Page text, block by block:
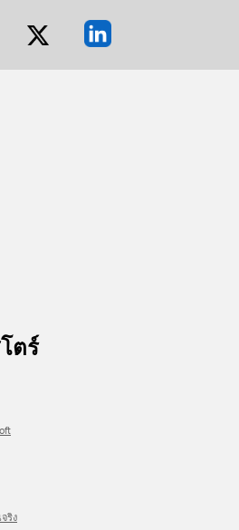
ตร์
ริง